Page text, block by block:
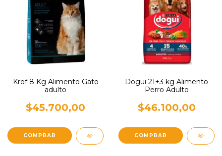
Krof 8 Kg Alimento Gato
adulto
$45.700,00
Dogui 21+3 kg Alimento
Perro Adulto
$46.100,00